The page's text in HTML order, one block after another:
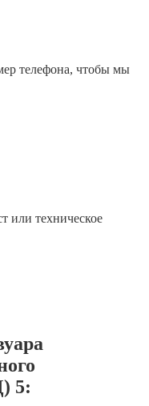
телефона, чтобы мы
или техническое
5: